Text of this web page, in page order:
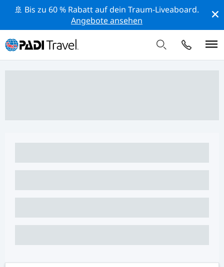
🚢 Bis zu 60 % Rabatt auf dein Traum-Liveaboard.
Angebote ansehen